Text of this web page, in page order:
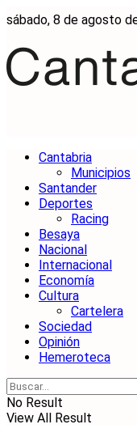
sábado, 8 de agosto
Cantabria
Municipios
Santander
Deportes
Racing
Besaya
Nacional
Internacional
Economía
Cultura
Cartelera
Sociedad
Opinión
Hemeroteca
No Result
View All Result